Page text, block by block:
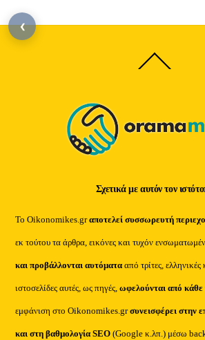
Back
To
Σχετικά με αυτόν τον
Το Oikonomikes.grαποτελεί συσσωρευτή
εκ τούτου τα άρθρα, εικόνες και τυχόν
και προβάλλονται αυτόματααπό τρίτες,
ιστοσελίδες αυτές, ως πηγές,ωφελούνται από
εμφάνιση στο Oikonomikes.grσυνεισφέρει στην
και στη βαθμολογία SEO (Google κ.λπ.) μέσω
‹